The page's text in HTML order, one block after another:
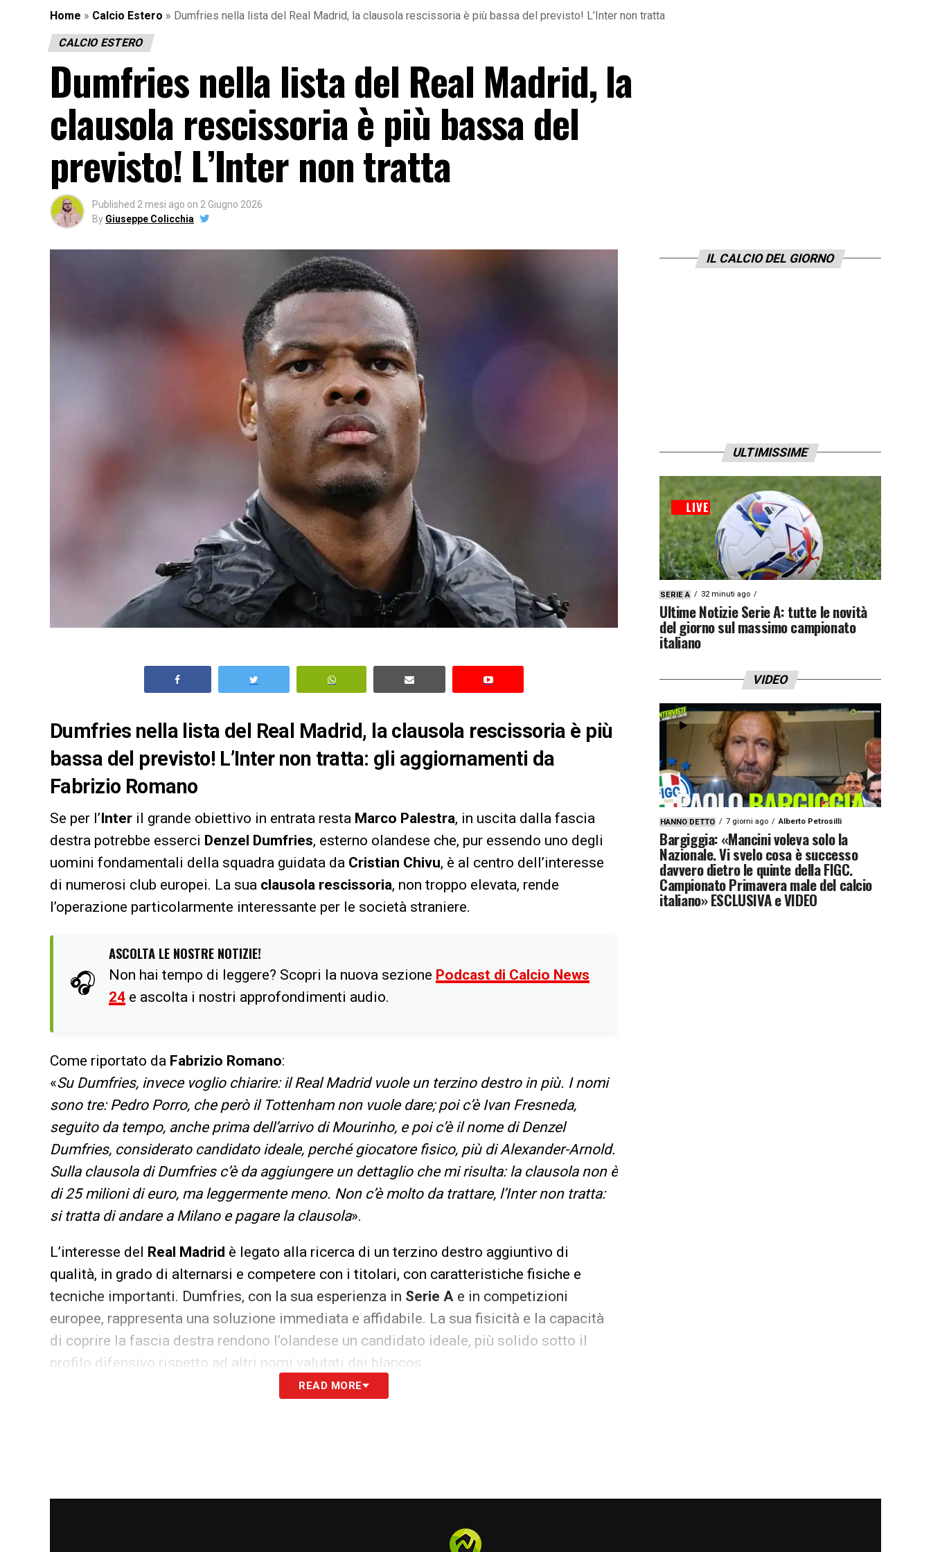
Home » Calcio Estero » Dumfries nella lista del Real Madrid, la clausola rescissoria è più bassa del previsto! L’Inter non tratta
CALCIO ESTERO
Dumfries nella lista del Real Madrid, la
clausola rescissoria è più bassa del
previsto! L’Inter non tratta
Published 2 mesi ago on 2 Giugno 2026
By Giuseppe Colicchia
Dumfries nella lista del Real Madrid, la clausola rescissoria è più
bassa del previsto! L’Inter non tratta: gli aggiornamenti da
Fabrizio Romano
Se per l’Inter il grande obiettivo in entrata resta Marco Palestra, in uscita dalla fascia
destra potrebbe esserci Denzel Dumfries, esterno olandese che, pur essendo uno degli
uomini fondamentali della squadra guidata da Cristian Chivu, è al centro dell’interesse
di numerosi club europei. La sua clausola rescissoria, non troppo elevata, rende
l’operazione particolarmente interessante per le società straniere.
🎧
ASCOLTA LE NOSTRE NOTIZIE!
Non hai tempo di leggere? Scopri la nuova sezione Podcast di Calcio News
24 e ascolta i nostri approfondimenti audio.
Come riportato da Fabrizio Romano:
«Su Dumfries, invece voglio chiarire: il Real Madrid vuole un terzino destro in più. I nomi
sono tre: Pedro Porro, che però il Tottenham non vuole dare; poi c’è Ivan Fresneda,
seguito da tempo, anche prima dell’arrivo di Mourinho, e poi c’è il nome di Denzel
Dumfries, considerato candidato ideale, perché giocatore fisico, più di Alexander-Arnold.
Sulla clausola di Dumfries c’è da aggiungere un dettaglio che mi risulta: la clausola non è
di 25 milioni di euro, ma leggermente meno. Non c’è molto da trattare, l’Inter non tratta:
si tratta di andare a Milano e pagare la clausola».
L’interesse del Real Madrid è legato alla ricerca di un terzino destro aggiuntivo di
qualità, in grado di alternarsi e competere con i titolari, con caratteristiche fisiche e
tecniche importanti. Dumfries, con la sua esperienza in Serie A e in competizioni
europee, rappresenta una soluzione immediata e affidabile. La sua fisicità e la capacità
di coprire la fascia destra rendono l’olandese un candidato ideale, più solido sotto il
profilo difensivo rispetto ad altri nomi valutati dai blancos.
Ultime notizie Calciomercato LIVE: tutte le novità del giorno
lasciando ai club interessati la possibilità di attivare direttamente il pagamento
READ MORE
IL CALCIO DEL GIORNO
ULTIMISSIME
SERIE A 32 minuti ago
Ultime Notizie Serie A: tutte le novità
del giorno sul massimo campionato
italiano
VIDEO
HANNO DETTO 7 giorni ago Alberto Petrosilli
Bargiggia: «Mancini voleva solo la
Nazionale. Vi svelo cosa è successo
davvero dietro le quinte della FIGC.
Campionato Primavera male del calcio
italiano» ESCLUSIVA e VIDEO